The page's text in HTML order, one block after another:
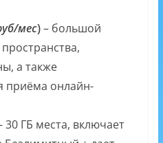
мес)– большой
а также
приёма онлайн-
30 ГБ места, включает